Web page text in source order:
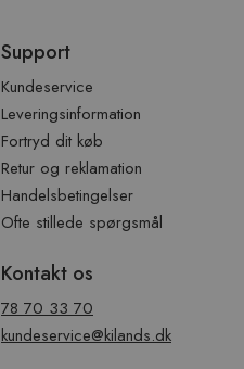
Support
Kundeservice
Leveringsinformation
Fortryd dit køb
Retur og reklamation
Handelsbetingelser
Ofte stillede spørgsmål
Kontakt os
78 70 33 70
kundeservice@kilands.dk